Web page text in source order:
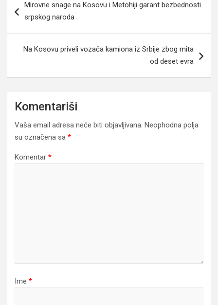
članaka
Mirovne snage na Kosovu i Metohiji garant bezbednosti
srpskog naroda
Na Kosovu priveli vozača kamiona iz Srbije zbog mita
od deset evra
Komentariši
Vaša email adresa neće biti objavljivana. Neophodna polja
su označena sa *
Komentar *
Ime *